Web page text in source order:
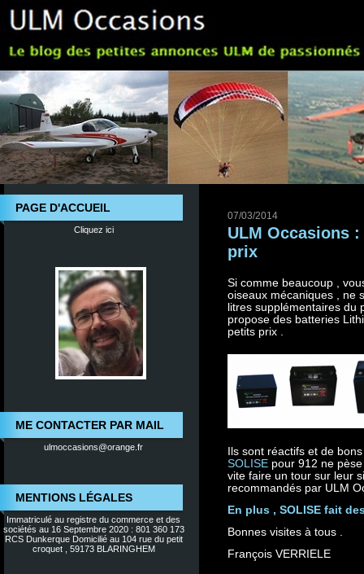
PAGE D'ACCUEIL
Cliquez ici
ME CONTACTER PAR MAIL
ulmoccasions@orange.fr
MENTIONS LÉGALES
Immatriculé au registre du commerce et des
sociétés au 16 Septembre 2020 : 801 360 173
RCS Dunkerque Domicilié au 104 rue du petit
croquet , 59173 BLARINGHEM
07/03/2014
ULM Occasions
prix
Si comme beaucoup ,
oiseaux mécaniques , ne
litres supplémentaires
propose des batteries
petits prix .
Ils sont réactifs et de
SOLISE pour 912 ne
vite faire un tour sur leur
recommandés par ULM
En plus , SOLISE fait
Bonnes visites à tous .
François VERRIELE